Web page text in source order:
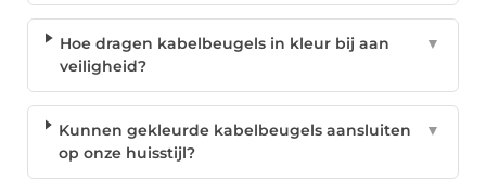
Hoe dragen kabelbeugels in kleur bij aan
veiligheid?
▼
Kunnen gekleurde kabelbeugels aansluiten
op onze huisstijl?
▼